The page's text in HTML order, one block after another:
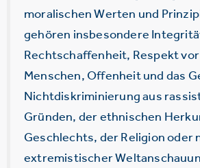
moralischen Werten und
gehören insbesondere
Rechtschaffenheit, Respekt
Menschen, Offenheit und das
Nichtdiskriminierung aus
Gründen, der ethnischen
Geschlechts, der Religion oder
extremistischer